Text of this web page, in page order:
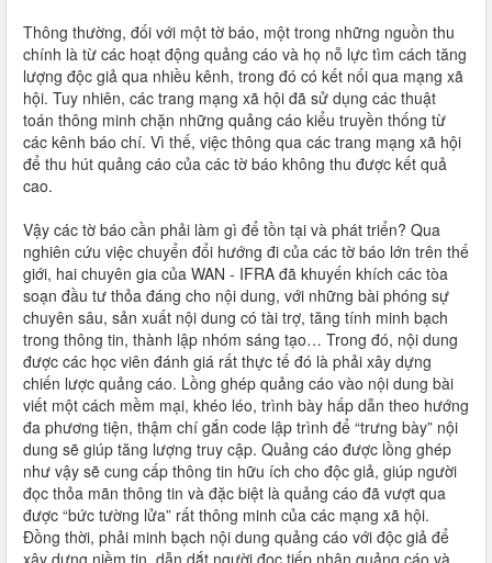
Thông thường, đối với một tờ báo, một trong những nguồn thu
chính là từ các hoạt động quảng cáo và họ nỗ lực tìm cách tăng
lượng độc giả qua nhiều kênh, trong đó có kết nối qua mạng xã
hội. Tuy nhiên, các trang mạng xã hội đã sử dụng các thuật
toán thông minh chặn những quảng cáo kiểu truyền thống từ
các kênh báo chí. Vì thế, việc thông qua các trang mạng xã hội
để thu hút quảng cáo của các tờ báo không thu được kết quả
cao.
Vậy các tờ báo cần phải làm gì để tồn tại và phát triển? Qua
nghiên cứu việc chuyển đổi hướng đi của các tờ báo lớn trên thế
giới, hai chuyên gia của WAN - IFRA đã khuyến khích các tòa
soạn đầu tư thỏa đáng cho nội dung, với những bài phóng sự
chuyên sâu, sản xuất nội dung có tài trợ, tăng tính minh bạch
trong thông tin, thành lập nhóm sáng tạo… Trong đó, nội dung
được các học viên đánh giá rất thực tế đó là phải xây dựng
chiến lược quảng cáo. Lồng ghép quảng cáo vào nội dung bài
viết một cách mềm mại, khéo léo, trình bày hấp dẫn theo hướng
đa phương tiện, thậm chí gắn code lập trình để “trưng bày” nội
dung sẽ giúp tăng lượng truy cập. Quảng cáo được lồng ghép
như vậy sẽ cung cấp thông tin hữu ích cho độc giả, giúp người
đọc thỏa mãn thông tin và đặc biệt là quảng cáo đã vượt qua
được “bức tường lửa” rất thông minh của các mạng xã hội.
Đồng thời, phải minh bạch nội dung quảng cáo với độc giả để
xây dựng niềm tin, dẫn dắt người đọc tiếp nhận quảng cáo và